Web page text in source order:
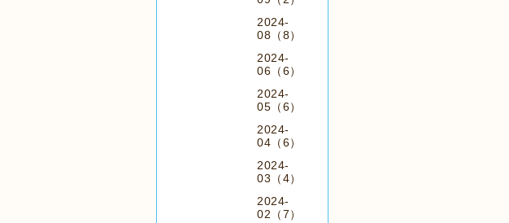
2024-
08（8）
2024-
06（6）
2024-
05（6）
2024-
04（6）
2024-
03（4）
2024-
02（7）